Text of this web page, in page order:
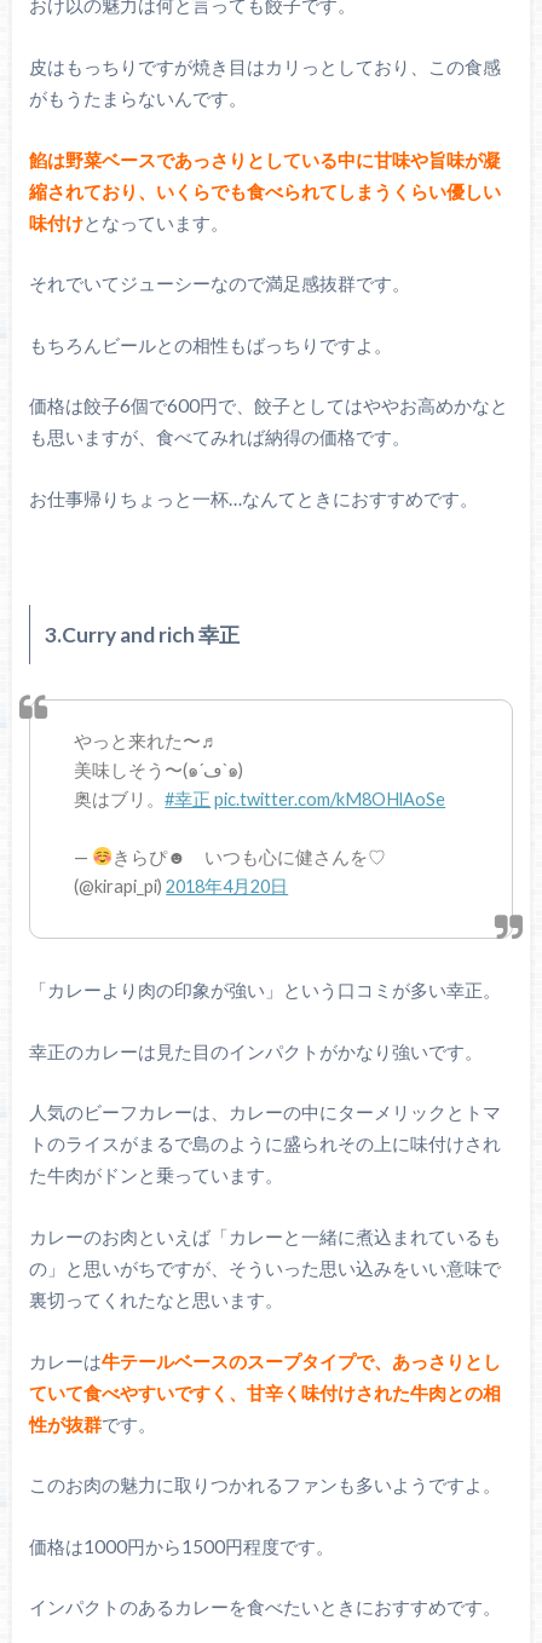
おけ以の魅力は何と言っても餃子です。
皮はもっちりですが焼き目はカリっとしており、この食感
がもうたまらないんです。
餡は野菜ベースであっさりとしている中に甘味や旨味が凝
縮されており、いくらでも食べられてしまうくらい優しい
味付けとなっています。
それでいてジューシーなので満足感抜群です。
もちろんビールとの相性もばっちりですよ。
価格は餃子6個で600円で、餃子としてはややお高めかなと
も思いますが、食べてみれば納得の価格です。
お仕事帰りちょっと一杯…なんてときにおすすめです。
3.Curry and rich 幸正
やっと来れた〜♬
美味しそう〜(๑´ڡ`๑)
奥はブリ。#幸正 pic.twitter.com/kM8OHlAoSe
—
きらぴ☻ いつも心に健さんを♡
(@kirapi_pi)2018年4月20日
「カレーより肉の印象が強い」という口コミが多い幸正。
幸正のカレーは見た目のインパクトがかなり強いです。
人気のビーフカレーは、カレーの中にターメリックとトマ
トのライスがまるで島のように盛られその上に味付けされ
た牛肉がドンと乗っています。
カレーのお肉といえば「カレーと一緒に煮込まれているも
の」と思いがちですが、そういった思い込みをいい意味で
裏切ってくれたなと思います。
カレーは牛テールベースのスープタイプで、あっさりとし
ていて食べやすいですく、甘辛く味付けされた牛肉との相
性が抜群です。
このお肉の魅力に取りつかれるファンも多いようですよ。
価格は1000円から1500円程度です。
インパクトのあるカレーを食べたいときにおすすめです。